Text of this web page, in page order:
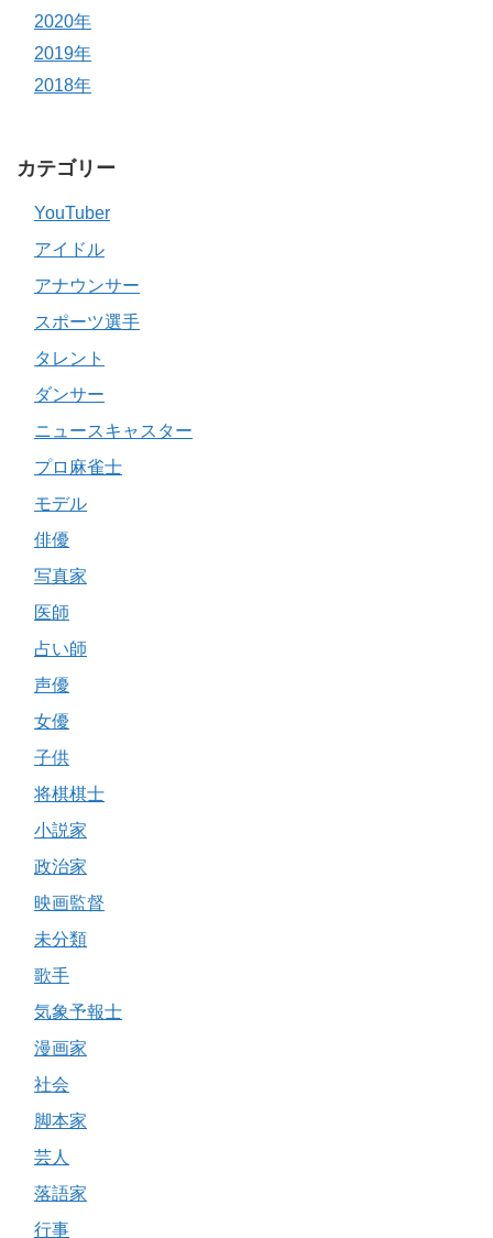
2020年
2019年
2018年
カテゴリー
YouTuber
アイドル
アナウンサー
スポーツ選手
タレント
ダンサー
ニュースキャスター
プロ麻雀士
モデル
俳優
写真家
医師
占い師
声優
女優
子供
将棋棋士
小説家
政治家
映画監督
未分類
歌手
気象予報士
漫画家
社会
脚本家
芸人
落語家
行事